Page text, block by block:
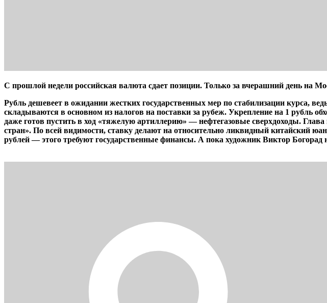
С прошлой недели российская валюта сдает позиции. Только за вчерашний день на
Рубль дешевеет в ожидании жестких государственных мер по стабилизации курса,
складываются в основном из налогов на поставки за рубеж. Укрепление на 1 рубль
даже готов пустить в ход «тяжелую артиллерию» — нефтегазовые сверхдоходы.
стран». По всей видимости, ставку делают на относительно ликвидный китайский
рублей — этого требуют государственные финансы. А пока художник Виктор